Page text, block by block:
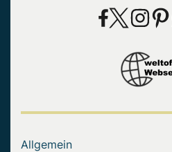
Allgemein